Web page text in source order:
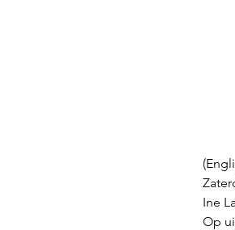
Ine
Op